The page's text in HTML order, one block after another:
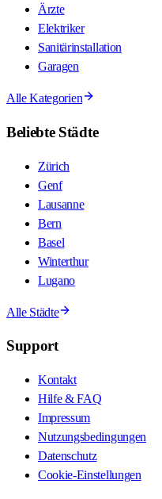
Ärzte
Elektriker
Sanitärinstallation
Garagen
Alle Kategorien
Beliebte Städte
Zürich
Genf
Lausanne
Bern
Basel
Winterthur
Lugano
Alle Städte
Support
Kontakt
Hilfe & FAQ
Impressum
Nutzungsbedingungen
Datenschutz
Cookie-Einstellungen